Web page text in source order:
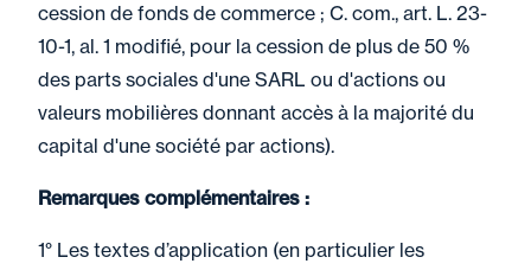
cession de fonds de commerce ; C. com., art. L. 23-
10-1, al. 1 modifié, pour la cession de plus de 50 %
des parts sociales d'une SARL ou d'actions ou
valeurs mobilières donnant accès à la majorité du
capital d'une société par actions).
Remarques complémentaires :
1° Les textes d’application (en particulier les